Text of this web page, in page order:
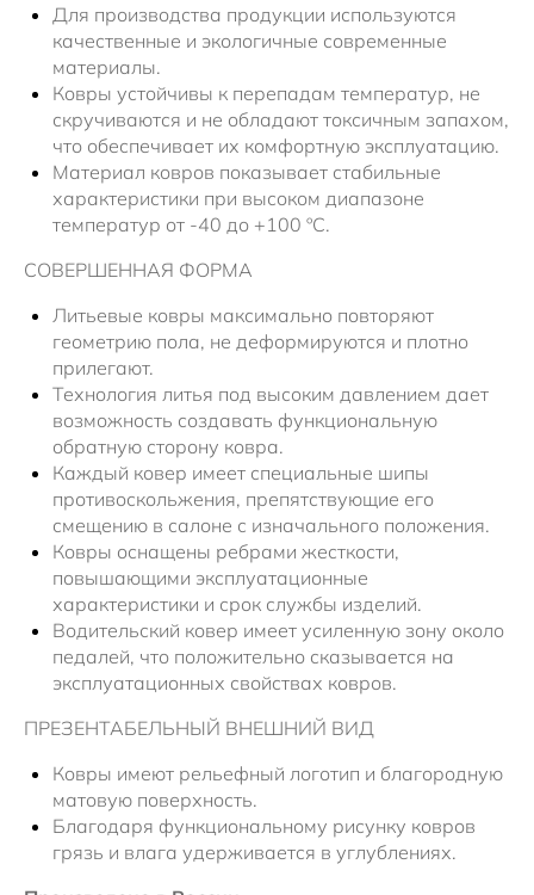
Для производства продукции используются
качественные и экологичные современные
материалы.
Ковры устойчивы к перепадам температур, не
скручиваются и не обладают токсичным запахом,
что обеспечивает их комфортную эксплуатацию.
Материал ковров показывает стабильные
характеристики при высоком диапазоне
температур от -40 до +100 ºС.
СОВЕРШЕННАЯ ФОРМА
Литьевые ковры максимально повторяют
геометрию пола, не деформируются и плотно
прилегают.
Технология литья под высоким давлением дает
возможность создавать функциональную
обратную сторону ковра.
Каждый ковер имеет специальные шипы
противоскольжения, препятствующие его
смещению в салоне с изначального положения.
Ковры оснащены ребрами жесткости,
повышающими эксплуатационные
характеристики и срок службы изделий.
Водительский ковер имеет усиленную зону около
педалей, что положительно сказывается на
эксплуатационных свойствах ковров.
ПРЕЗЕНТАБЕЛЬНЫЙ ВНЕШНИЙ ВИД
Ковры имеют рельефный логотип и благородную
матовую поверхность.
Благодаря функциональному рисунку ковров
грязь и влага удерживается в углублениях.